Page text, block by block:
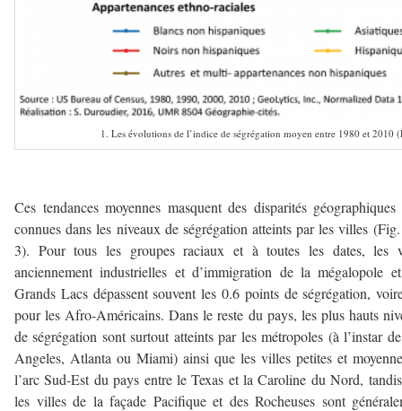
1. Les évolutions de l’indice de ségrégation moyen entre 1980 et
Ces tendances moyennes masquent des disparités
connues dans les niveaux de ségrégation atteints par les villes
3). Pour tous les groupes raciaux et à toutes les dates, les
anciennement industrielles et d’immigration de la mégalopole
Grands Lacs dépassent souvent les 0.6 points de ségrégation,
pour les Afro-Américains. Dans le reste du pays, les plus hauts
de ségrégation sont surtout atteints par les métropoles (à l’instar
Angeles, Atlanta ou Miami) ainsi que les villes petites et
l’arc Sud-Est du pays entre le Texas et la Caroline du Nord,
les villes de la façade Pacifique et des Rocheuses sont